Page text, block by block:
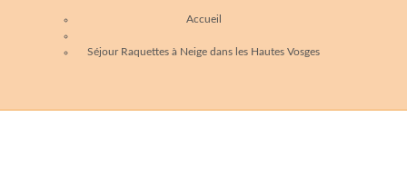
Accueil
Séjour Raquettes à Neige dans les Hautes Vosges